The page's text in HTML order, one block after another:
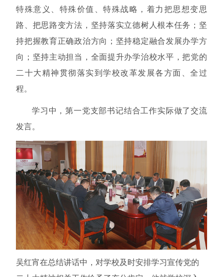
特殊意义、特殊价值、特殊战略，着力把思想变思
路、把思路变方法，坚持落实立德树人根本任务；坚
持把握教育正确政治方向；坚持稳定融合发展办学方
向；坚持主动担当，全面提升办学治校水平，把党的
二十大精神贯彻落实到学校改革发展各方面、全过
程。
学习中，第一党支部书记结合工作实际做了交流
发言。
吴红宵在总结讲话中，对学校及时安排学习宣传党的